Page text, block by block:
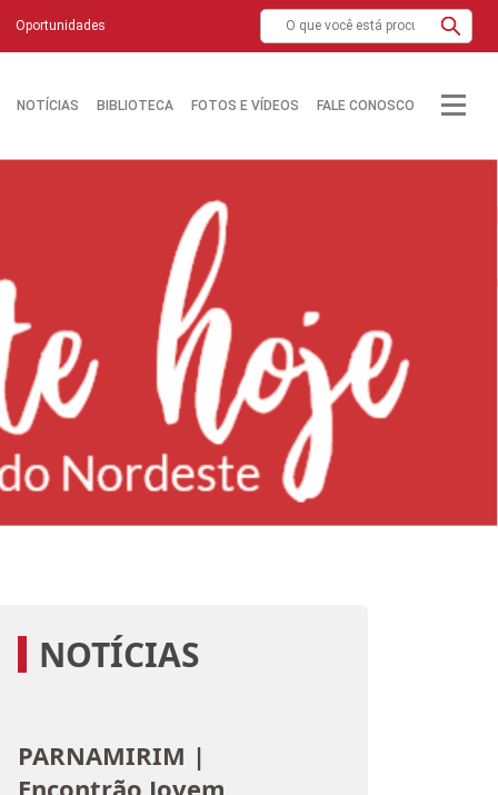
Oportunidades
NOTÍCIAS BIBLIOTECA FOTOS E VÍDEOS FALE CONOSCO
NOTÍCIAS
PARNAMIRIM |
Encontrão Jovem